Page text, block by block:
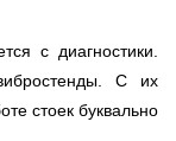
с диагностики.
С их
стоек буквально